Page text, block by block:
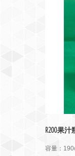
R200果汁
容量：